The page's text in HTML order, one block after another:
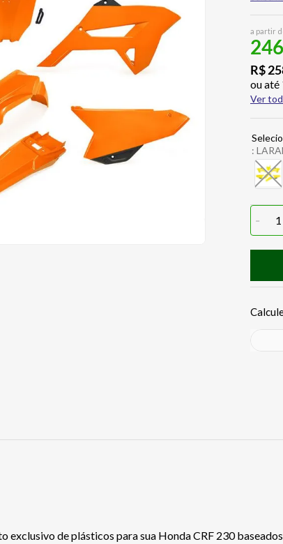
a partir
R$
ou até
Ver
:
- 1
exclusivo de plásticos para sua Honda CRF 230